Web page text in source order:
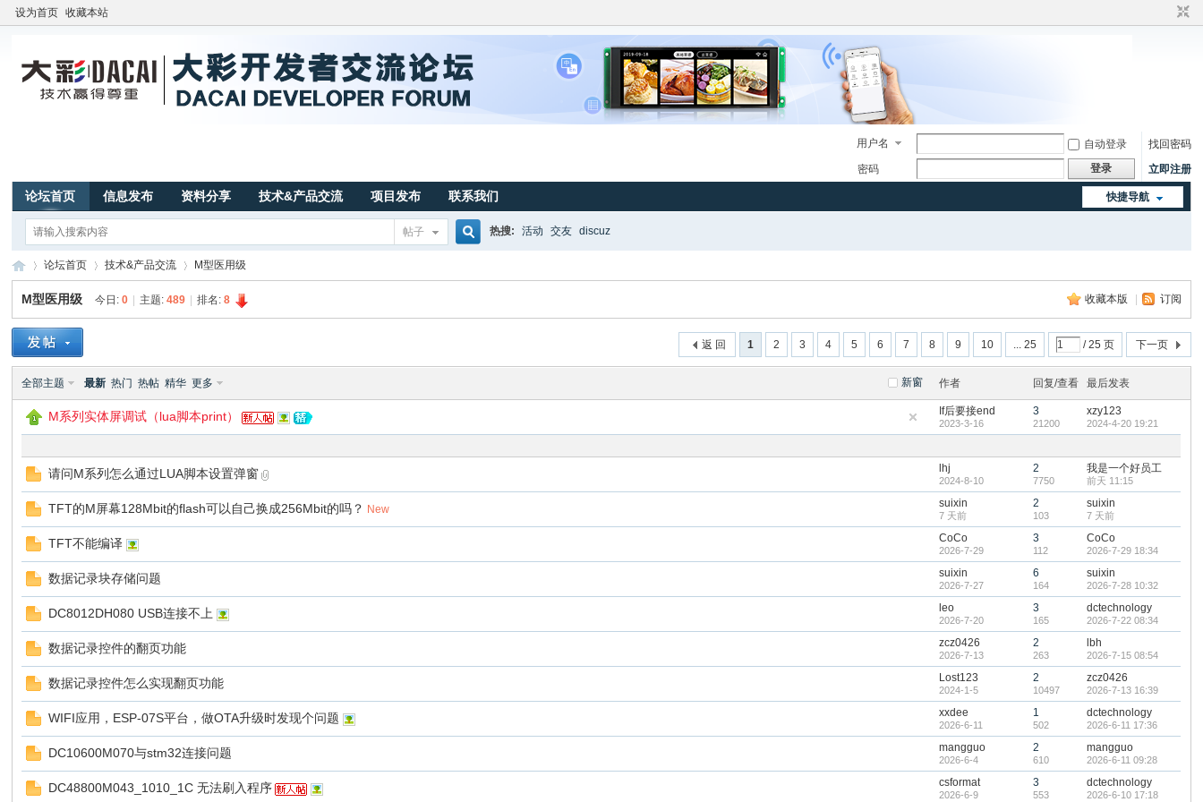
设为首页 收藏本站
用户名 自动登录
找回密码
密码
登录 立即注册
快捷导航
论坛首页 信息发布 资料分享 技术&产品交流 项目发布 联系我们
帖子 热搜: 活动 交友 discuz
大
»
论坛首页 技术&产品交流 M型医用级
收藏本版 订阅
M型医用级 今日:0 主题:489 排名:8
1 2 3 4 5 6 7 8 9 10 ... 25 / 25 页 下一页
返 回
新窗
全部主题 最新 热门 热帖 精华 更多 作者 回复/查看 最后发表
M系列实体屏调试（lua脚本print） If后要接end
2023-3-16
3
21200
xzy123
2024-4-20 19:21
请问M系列怎么通过LUA脚本设置弹窗 lhj
2024-8-10
2
7750
我是一个好员工
前天 11:15
TFT的M屏幕128Mbit的flash可以自己换成256Mbit的吗？ New suixin
7 天前
2
103
suixin
7 天前
TFT不能编译 CoCo
2026-7-29
3
112
CoCo
2026-7-29 18:34
数据记录块存储问题 suixin
2026-7-27
6
164
suixin
2026-7-28 10:32
DC8012DH080 USB连接不上 leo
2026-7-20
3
165
dctechnology
2026-7-22 08:34
数据记录控件的翻页功能 zcz0426
2026-7-13
2
263
lbh
2026-7-15 08:54
数据记录控件怎么实现翻页功能 Lost123
2024-1-5
2
10497
zcz0426
2026-7-13 16:39
WIFI应用，ESP-07S平台，做OTA升级时发现个问题 xxdee
2026-6-11
1
502
dctechnology
2026-6-11 17:36
DC10600M070与stm32连接问题 mangguo
2026-6-4
2
610
mangguo
2026-6-11 09:28
DC48800M043_1010_1C 无法刷入程序 csformat
2026-6-9
3
553
dctechnology
2026-6-10 17:18